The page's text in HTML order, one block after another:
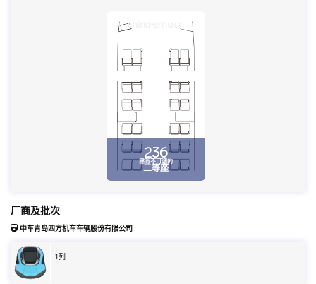
236
靠背不可调的
二等座
china-emu.cn
厂商及批次
中车青岛四方机车车辆股份有限公司
1列